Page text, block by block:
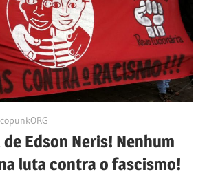
Edson Neris! Nenhum
luta contra o fascismo!